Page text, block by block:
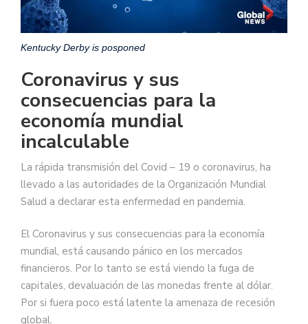
Kentucky Derby is posponed
Coronavirus y sus
consecuencias para la
economía mundial
incalculable
La rápida transmisión del Covid – 19 o coronavirus, ha
llevado a las autoridades de la Organización Mundial
Salud a declarar esta enfermedad en pandemia.
El Coronavirus y sus consecuencias para la economía
mundial, está causando pánico en los mercados
financieros. Por lo tanto se está viendo la fuga de
capitales, devaluación de las monedas frente al dólar.
Por si fuera poco está latente la amenaza de recesión
global.